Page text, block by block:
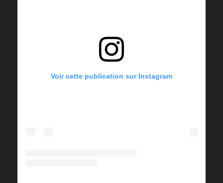
Voir cette publication sur Instagram